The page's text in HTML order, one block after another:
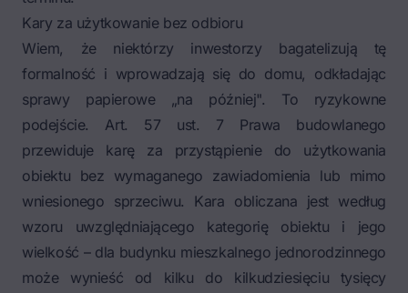
Kary za użytkowanie bez odbioru
Wiem, że niektórzy inwestorzy bagatelizują tę
formalność i wprowadzają się do domu, odkładając
sprawy papierowe „na później". To ryzykowne
podejście. Art. 57 ust. 7 Prawa budowlanego
przewiduje karę za przystąpienie do użytkowania
obiektu bez wymaganego zawiadomienia lub mimo
wniesionego sprzeciwu. Kara obliczana jest według
wzoru uwzględniającego kategorię obiektu i jego
wielkość – dla budynku mieszkalnego jednorodzinnego
może wynieść od kilku do kilkudziesięciu tysięcy